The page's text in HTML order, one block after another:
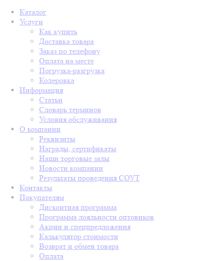
Каталог
Услуги
Как купить
Доставка товара
Заказ по телефону
Оплата на месте
Погрузка-разгрузка
Колеровка
Информация
Статьи
Словарь терминов
Условия обслуживания
О компании
Реквизиты
Награды, сертификаты
Наши торговые залы
Новости компании
Результаты проведения СОУТ
Контакты
Покупателям
Дисконтная программа
Программа лояльности оптовиков
Акции и спецпредложения
Калькулятор стоимости
Возврат и обмен товара
Оплата